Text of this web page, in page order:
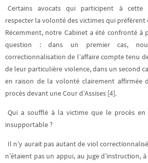
Certains avocats qui participent à cette
respecter la volonté des victimes qui préfèrent
Récemment, notre Cabinet a été confronté à
question : dans un premier cas,
correctionnalisation de l’affaire compte tenu
de leur particulière violence, dans un second
en raison de la volonté clairement affirmée
procès devant une Cour d’Assises [4].
Qui a soufflé à la victime que le procès en
insupportable ?
Il n’y aurait pas autant de viol
n’étaient pas un appui, au juge d’instruction,